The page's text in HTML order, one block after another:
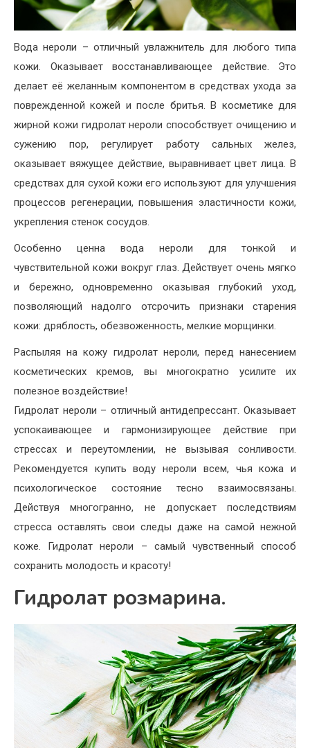
Вода нероли – отличный увлажнитель для любого типа
кожи. Оказывает восстанавливающее действие. Это
делает её желанным компонентом в средствах ухода за
поврежденной кожей и после бритья. В косметике для
жирной кожи гидролат нероли способствует очищению и
сужению пор, регулирует работу сальных желез,
оказывает вяжущее действие, выравнивает цвет лица. В
средствах для сухой кожи его используют для улучшения
процессов регенерации, повышения эластичности кожи,
укрепления стенок сосудов.
Особенно ценна вода нероли для тонкой и
чувствительной кожи вокруг глаз. Действует очень мягко
и бережно, одновременно оказывая глубокий уход,
позволяющий надолго отсрочить признаки старения
кожи: дряблость, обезвоженность, мелкие морщинки.
Распыляя на кожу гидролат нероли, перед нанесением
косметических кремов, вы многократно усилите их
полезное воздействие!
Гидролат нероли – отличный антидепрессант. Оказывает
успокаивающее и гармонизирующее действие при
стрессах и переутомлении, не вызывая сонливости.
Рекомендуется купить воду нероли всем, чья кожа и
психологическое состояние тесно взаимосвязаны.
Действуя многогранно, не допускает последствиям
стресса оставлять свои следы даже на самой нежной
коже. Гидролат нероли – самый чувственный способ
сохранить молодость и красоту!
Гидролат розмарина.